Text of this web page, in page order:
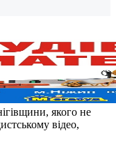
якого не
відео,